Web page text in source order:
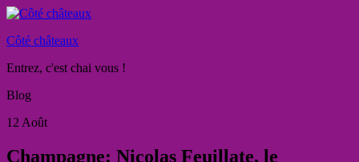
Côté châteaux
Entrez, c'est chai vous !
Blog
12 Août
Champagne: Nicolas Feuillate, le